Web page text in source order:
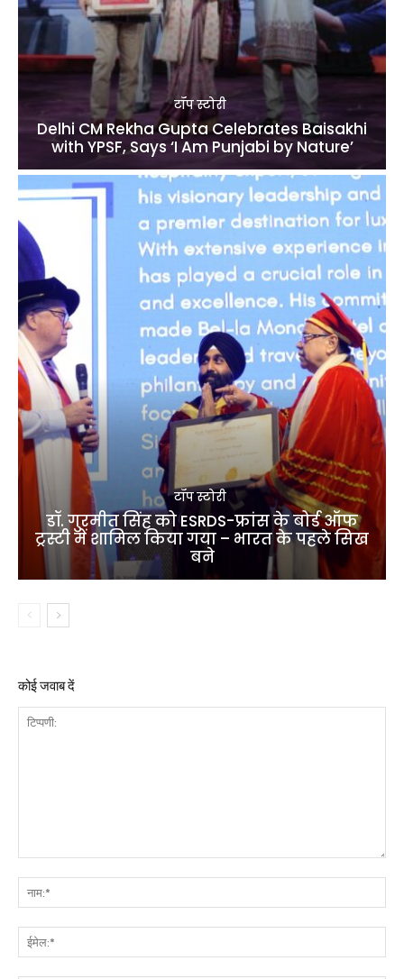
टॉप स्टोरी
Delhi CM Rekha Gupta Celebrates Baisakhi
with YPSF, Says ‘I Am Punjabi by Nature’
टॉप स्टोरी
डॉ. गुरमीत सिंह को ESRDS-फ्रांस के बोर्ड ऑफ
ट्रस्टी में शामिल किया गया – भारत के पहले सिख
बने
कोई जवाब दें